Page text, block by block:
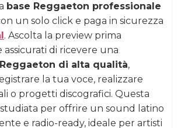
base Reggaeton professionale
un solo click e paga in sicurezza
. Ascolta la preview prima
assicurati di ricevere una
di alta qualità,
la tua voce, realizzare
o progetti discografici. Questa
per offrire un sound latino
e radio-ready, ideale per artisti